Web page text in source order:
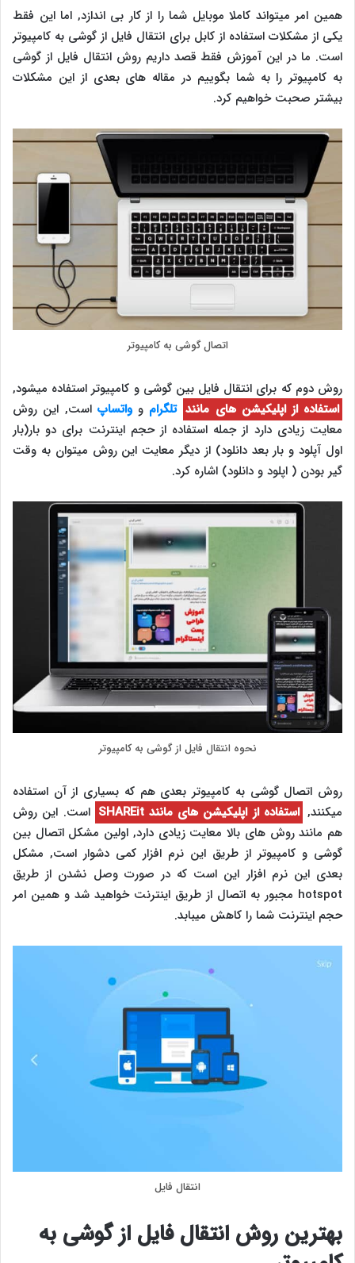
همین امر میتواند کاملا موبایل شما را از کار بی اندازد, اما این فقط
یکی از مشکلات استفاده از کابل برای انتقال فایل از گوشی به کامپیوتر
است. ما در این آموزش فقط قصد داریم روش انتقال فایل از گوشی
به کامپیوتر را به شما بگوییم در مقاله های بعدی از این مشکلات
بیشتر صحبت خواهیم کرد.
اتصال گوشی به کامپیوتر
روش دوم که برای انتقال فایل بین گوشی و کامپیوتر استفاده میشود,
استفاده از اپلیکیشن های مانند تلگرام وواتساپ است, این روش
معایت زیادی دارد از جمله استفاده از حجم اینترنت برای دو بار(بار
اول آپلود و بار بعد دانلود) از دیگر معایت این روش میتوان به وقت
گیر بودن ( اپلود و دانلود) اشاره کرد.
نحوه انتقال فایل از گوشی به کامپیوتر
روش اتصال گوشی به کامپیوتر بعدی هم که بسیاری از آن استفاده
میکنند, استفاده از اپلیکیشن های مانند SHAREit
است. این روش
هم مانند روش های بالا معایت زیادی دارد, اولین مشکل اتصال بین
گوشی و کامپیوتر از طریق این نرم افزار کمی دشوار است, مشکل
بعدی این نرم افزار این است که در صورت وصل نشدن از طریق
hotspot مجبور به اتصال از طریق اینترنت خواهید شد و همین امر
حجم اینترنت شما را کاهش میبابد.
انتقال فایل
بهترین روش انتقال فایل از گوشی به